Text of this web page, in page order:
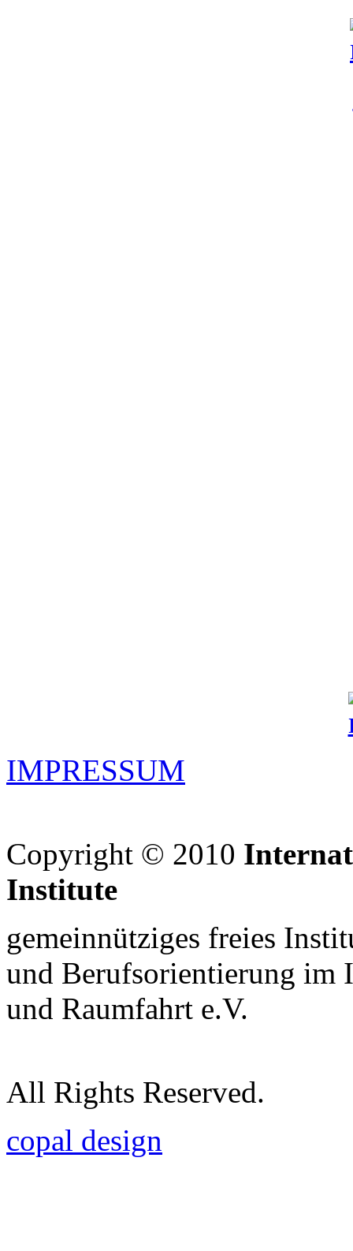
IMPRESSUM
Copyright © 2010
Institute
gemeinnütziges freies
und Berufsorientierung im
und Raumfahrt e.V.
All Rights Reserved.
copal design